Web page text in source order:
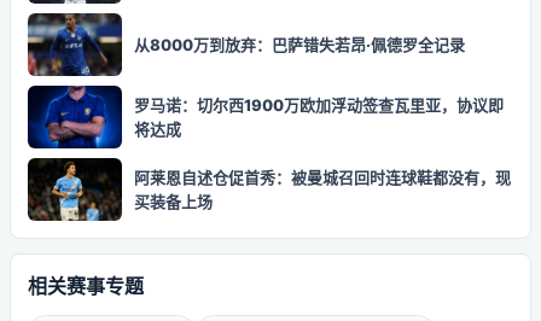
从8000万到放弃：巴萨错失若昂·佩德罗全记录
罗马诺：切尔西1900万欧加浮动签查瓦里亚，协议即
将达成
阿莱恩自述仓促首秀：被曼城召回时连球鞋都没有，现
买装备上场
相关赛事专题